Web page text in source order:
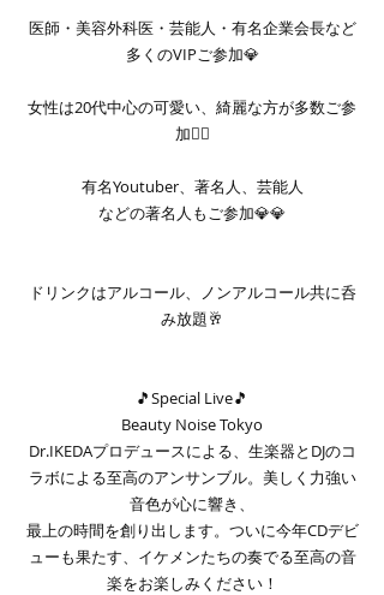
医師・美容外科医・芸能人・有名企業会長など
多くのVIPご参加💎
女性は20代中心の可愛い、綺麗な方が多数ご参
加❤️‍🔥
有名Youtuber、著名人、芸能人
などの著名人もご参加💎💎
ドリンクはアルコール、ノンアルコール共に呑
み放題🥂
🎵Special Live🎵
Beauty Noise Tokyo
Dr.IKEDAプロデュースによる、生楽器とDJのコ
ラボによる至高のアンサンブル。美しく力強い
音色が心に響き、
最上の時間を創り出します。ついに今年CDデビ
ューも果たす、イケメンたちの奏でる至高の音
楽をお楽しみください！